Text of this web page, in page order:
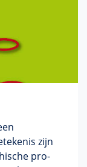
zijn
pro­